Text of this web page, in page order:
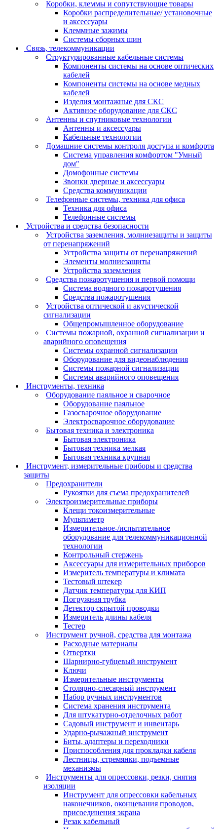
Коробки, клеммы и сопутствующие товары
Коробки распределительные/ установочные
и аксессуары
Клеммные зажимы
Системы сборных шин
Связь, телекоммуникации
Структурированные кабельные системы
Компоненты системы на основе оптических
кабелей
Компоненты системы на основе медных
кабелей
Изделия монтажные для СКС
Активное оборудование для СКС
Антенны и спутниковые технологии
Антенны и аксессуары
Кабельные технологии
Домашние системы контроля доступа и комфорта
Система управления комфортом "Умный
дом"
Домофонные системы
Звонки дверные и аксессуары
Средства коммуникации
Телефонные системы, техника для офиса
Техника для офиса
Телефонные системы
Устройства и средства безопасности
Устройства заземления, молниезащиты и защиты
от перенапряжений
Устройства защиты от перенапряжений
Элементы молниезащиты
Устройства заземления
Средства пожаротушения и первой помощи
Система водяного пожаротушения
Средства пожаротушения
Устройства оптической и акустической
сигнализации
Общепромышленное оборудование
Системы пожарной, охранной сигнализации и
аварийного оповещения
Системы охранной сигнализации
Оборудование для видеонаблюдения
Системы пожарной сигнализации
Системы аварийного оповещения
Инструменты, техника
Оборудование паяльное и сварочное
Оборудование паяльное
Газосварочное оборудование
Электросварочное оборудование
Бытовая техника и электроника
Бытовая электроника
Бытовая техника мелкая
Бытовая техника крупная
Инструмент, измерительные приборы и средства
защиты
Предохранители
Рукоятки для съема предохранителей
Электроизмерительные приборы
Клещи токоизмерительные
Мультиметр
Измерительное-/испытательное
оборудование для телекоммуникационной
технологии
Контрольный стержень
Аксессуары для измерительных приборов
Измеритель температуры и климата
Тестовый штекер
Датчик температуры для КИП
Погружная трубка
Детектор скрытой проводки
Измеритель длины кабеля
Тестер
Инструмент ручной, средства для монтажа
Расходные материалы
Отвертки
Шарнирно-губцевый инструмент
Ключи
Измерительные инструменты
Столярно-слесарный инструмент
Набор ручных инструментов
Система хранения инструмента
Для штукатурно-отделочных работ
Садовый инструмент и инвентарь
Ударно-рычажный инструмент
Биты, адаптеры и переходники
Приспособления для прокладки кабеля
Лестницы, стремянки, подъемные
механизмы
Инструменты для опрессовки, резки, снятия
изоляции
Инструмент для опрессовки кабельных
наконечников, оконцевания проводов,
присоединения экрана
Резак кабельный